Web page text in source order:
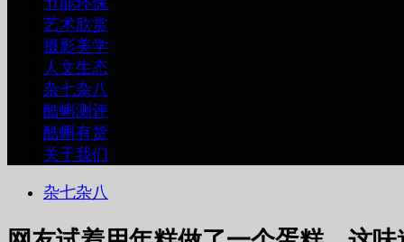
艺术欣赏
摄影美学
人文生态
杂七杂八
酷蝌测评
酷蝌有货
关于我们
杂七杂八